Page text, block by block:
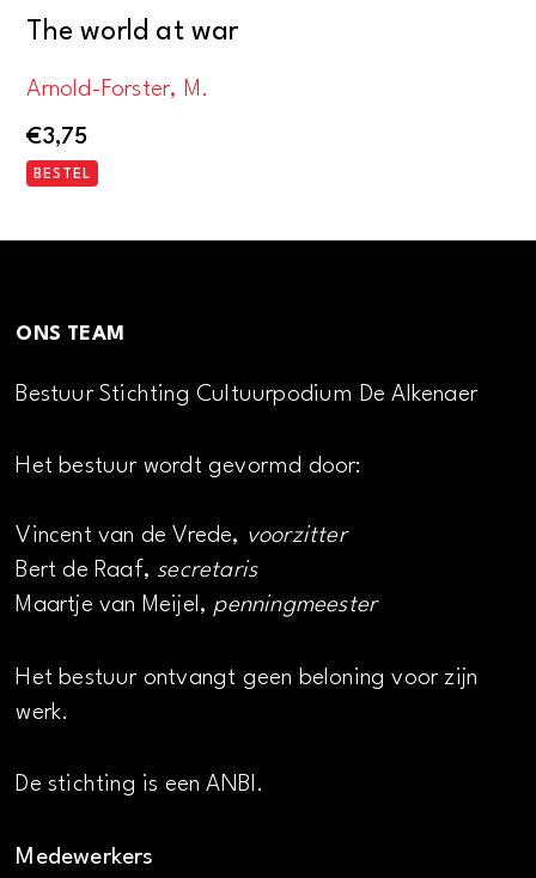
The world at war
Arnold-Forster, M.
€3,75
BESTEL
ONS TEAM
Bestuur Stichting Cultuurpodium De Alkenaer
Het bestuur wordt gevormd door:
Vincent van de Vrede, voorzitter
Bert de Raaf, secretaris
Maartje van Meijel, penningmeester
Het bestuur ontvangt geen beloning voor zijn
werk.
De stichting is een ANBI.
Medewerkers